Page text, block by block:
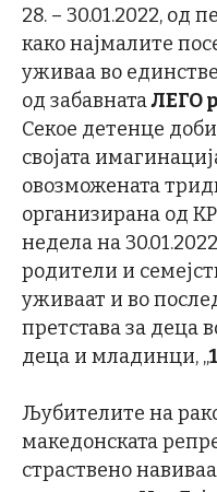
28. – 30.01.2022, од
како најмалите
уживаа во
од забавнатаЛЕГО
Секое детенце
својата
овозможената
организирана од
недела на
родители и
уживаат и во
претстава за деца
деца и младинци, „
Љубителите на
македонската
страствено